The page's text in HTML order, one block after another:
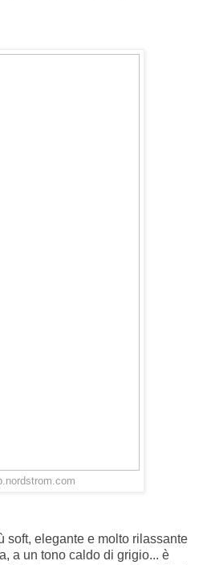
soft, elegante e molto rilassante
a un tono caldo di grigio... è